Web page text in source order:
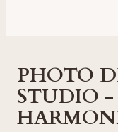
PHOTO
STUDIO